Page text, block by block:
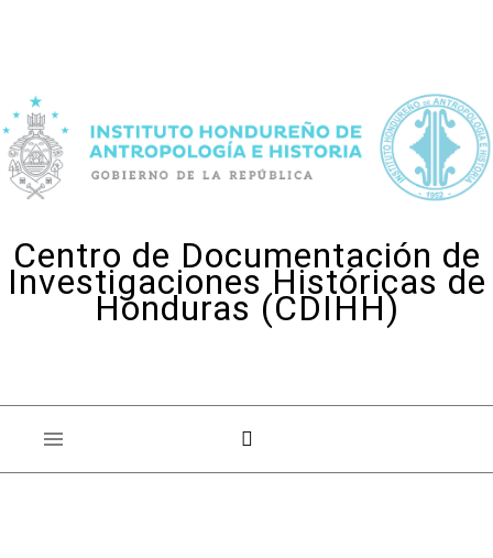
Centro de Documentación de
Investigaciones Históricas de
Honduras (CDIHH)